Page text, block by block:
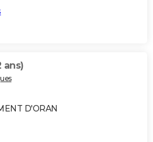
ans)
D'ORAN